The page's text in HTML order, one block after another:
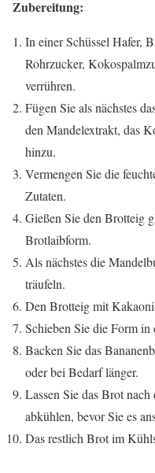
Zubereitung:
In einer Schüssel Hafer,
Rohrzucker,
verrühren.
Fügen Sie als nächstes
den Mandelextrakt, das
hinzu.
Vermengen Sie die
Zutaten.
Gießen Sie den Brotteig
Brotlaibform.
Als nächstes die
träufeln.
Den Brotteig mit
Schieben Sie die Form in
Backen Sie das
oder bei Bedarf länger.
Lassen Sie das Brot
abkühlen, bevor Sie es
Das restlich Brot im